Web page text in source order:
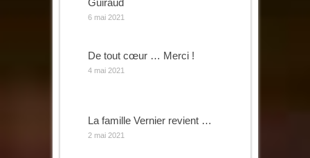
Guiraud
6 mai 2021
De tout cœur … Merci !
4 mai 2021
La famille Vernier revient …
2 mai 2021